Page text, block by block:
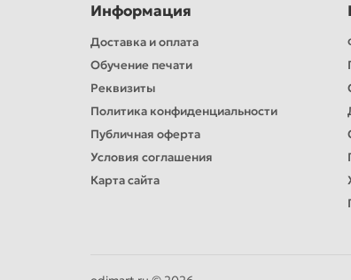
Информация
Доставка и оплата
Обучение печати
Реквизиты
Политика конфиденциальности
Публичная оферта
Условия соглашения
Карта сайта